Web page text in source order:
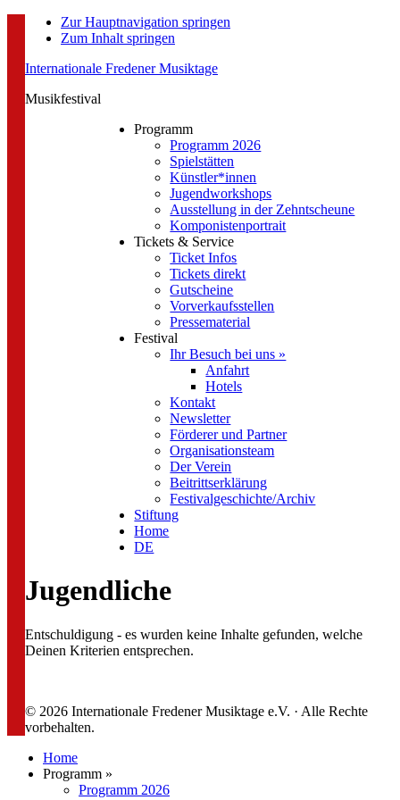
Zur Hauptnavigation springen
Zum Inhalt springen
Internationale Fredener Musiktage
Musikfestival
Programm
Programm 2026
Spielstätten
Künstler*innen
Jugendworkshops
Ausstellung in der Zehntscheune
Komponistenportrait
Tickets & Service
Ticket Infos
Tickets direkt
Gutscheine
Vorverkaufsstellen
Pressematerial
Festival
Ihr Besuch bei uns »
Anfahrt
Hotels
Kontakt
Newsletter
Förderer und Partner
Organisationsteam
Der Verein
Beitrittserklärung
Festivalgeschichte/Archiv
Stiftung
Home
DE
Jugendliche
Entschuldigung - es wurden keine Inhalte gefunden, welche
Deinen Kriterien entsprechen.
© 2026 Internationale Fredener Musiktage e.V. · Alle Rechte
vorbehalten.
Home
Programm »
Programm 2026